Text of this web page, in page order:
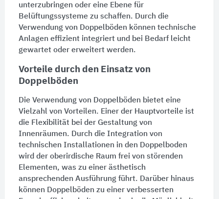
unterzubringen oder eine Ebene für
Belüftungssystemezu schaffen. Durch die
Verwendung von Doppelböden können technische
Anlagen effizient integriert und bei Bedarf leicht
gewartet oder erweitert werden.
Vorteile durch den Einsatz von
Doppelböden
Die Verwendung von Doppelböden bietet eine
Vielzahl von Vorteilen. Einer der Hauptvorteile ist
die Flexibilität bei der Gestaltung von
Innenräumen. Durch die Integration von
technischen Installationen in den Doppelboden
wird der oberirdische Raum frei von störenden
Elementen, was zu einer ästhetisch
ansprechenden Ausführung führt. Darüber hinaus
können Doppelböden zu einer verbesserten